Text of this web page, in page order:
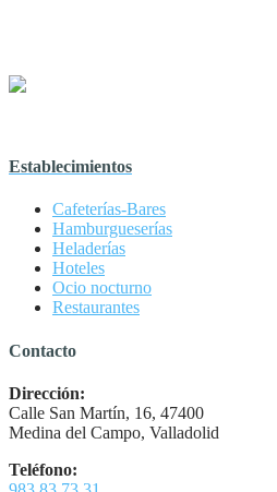
Establecimientos
Cafeterías-Bares
Hamburgueserías
Heladerías
Hoteles
Ocio nocturno
Restaurantes
Contacto
Dirección:
Calle San Martín, 16, 47400
Medina del Campo, Valladolid
Teléfono: